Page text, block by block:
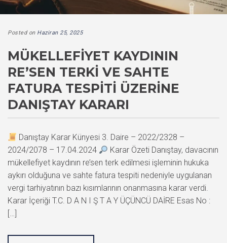
Posted on Haziran 25, 2025
MÜKELLEFIYET KAYDININ
RE’SEN TERKI VE SAHTE
FATURA TESPITI ÜZERINE
DANIŞTAY KARARI
Danıştay Karar Künyesi 3. Daire – 2022/2328 –
2024/2078 – 17.04.2024
Karar Özeti Danıştay, davacının
mükellefiyet kaydının re’sen terk edilmesi işleminin hukuka
aykırı olduğuna ve sahte fatura tespiti nedeniyle uygulanan
vergi tarhiyatının bazı kısımlarının onanmasına karar verdi.
Karar İçeriği T.C. D A N I Ş T A Y ÜÇÜNCÜ DAİRE Esas No :
[…]